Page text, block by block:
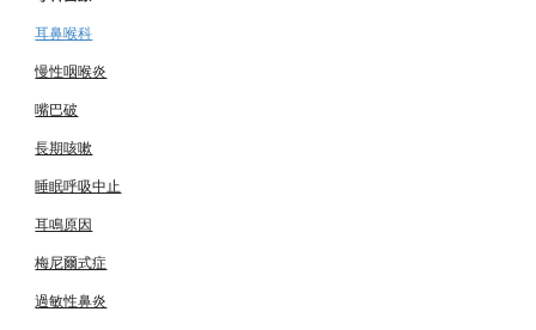
耳鼻喉科
慢性咽喉炎
嘴巴破
長期咳嗽
睡眠呼吸中止
耳鳴原因
梅尼爾式症
過敏性鼻炎